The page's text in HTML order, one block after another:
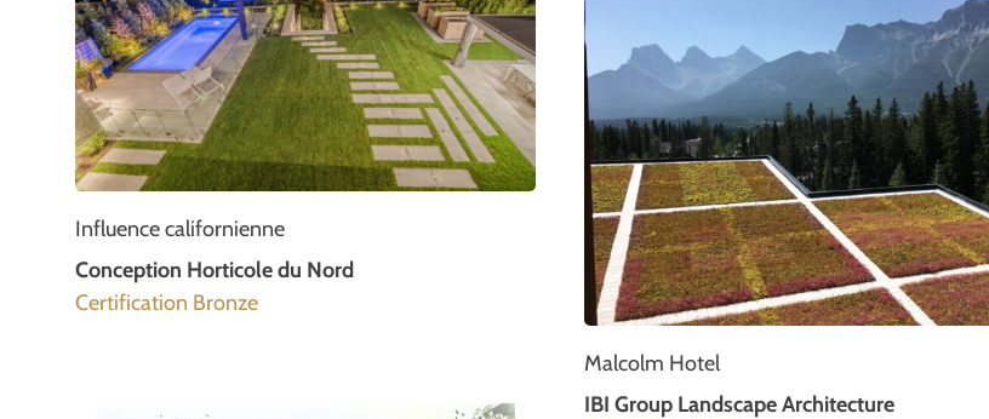
Influence californienne
Conception Horticole du Nord
Certification Bronze
Malcolm Hotel
IBI Group Landscape Architecture